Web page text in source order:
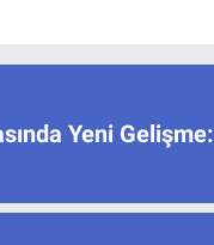
Yeni Gelişme: